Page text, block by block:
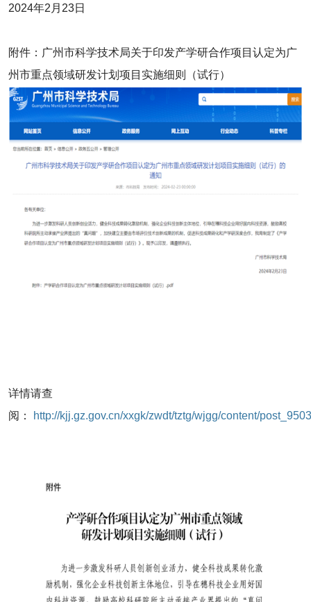
2024年2月23日
附件：广州市科学技术局关于印发产学研合作项目认定为广
州市重点领域研发计划项目实施细则（试行）
详情请查
阅：
http://kjj.gz.gov.cn/xxgk/zwdt/tztg/wjgg/content/